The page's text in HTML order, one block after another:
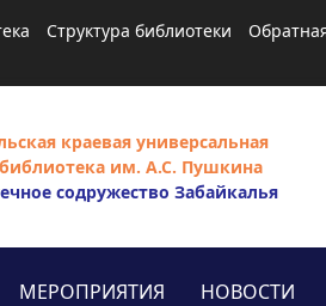
Структура библиотеки
краевая универсальная
им. А.С. Пушкина
содружество Забайкалья
МЕРОПРИЯТИЯ НОВОСТИ